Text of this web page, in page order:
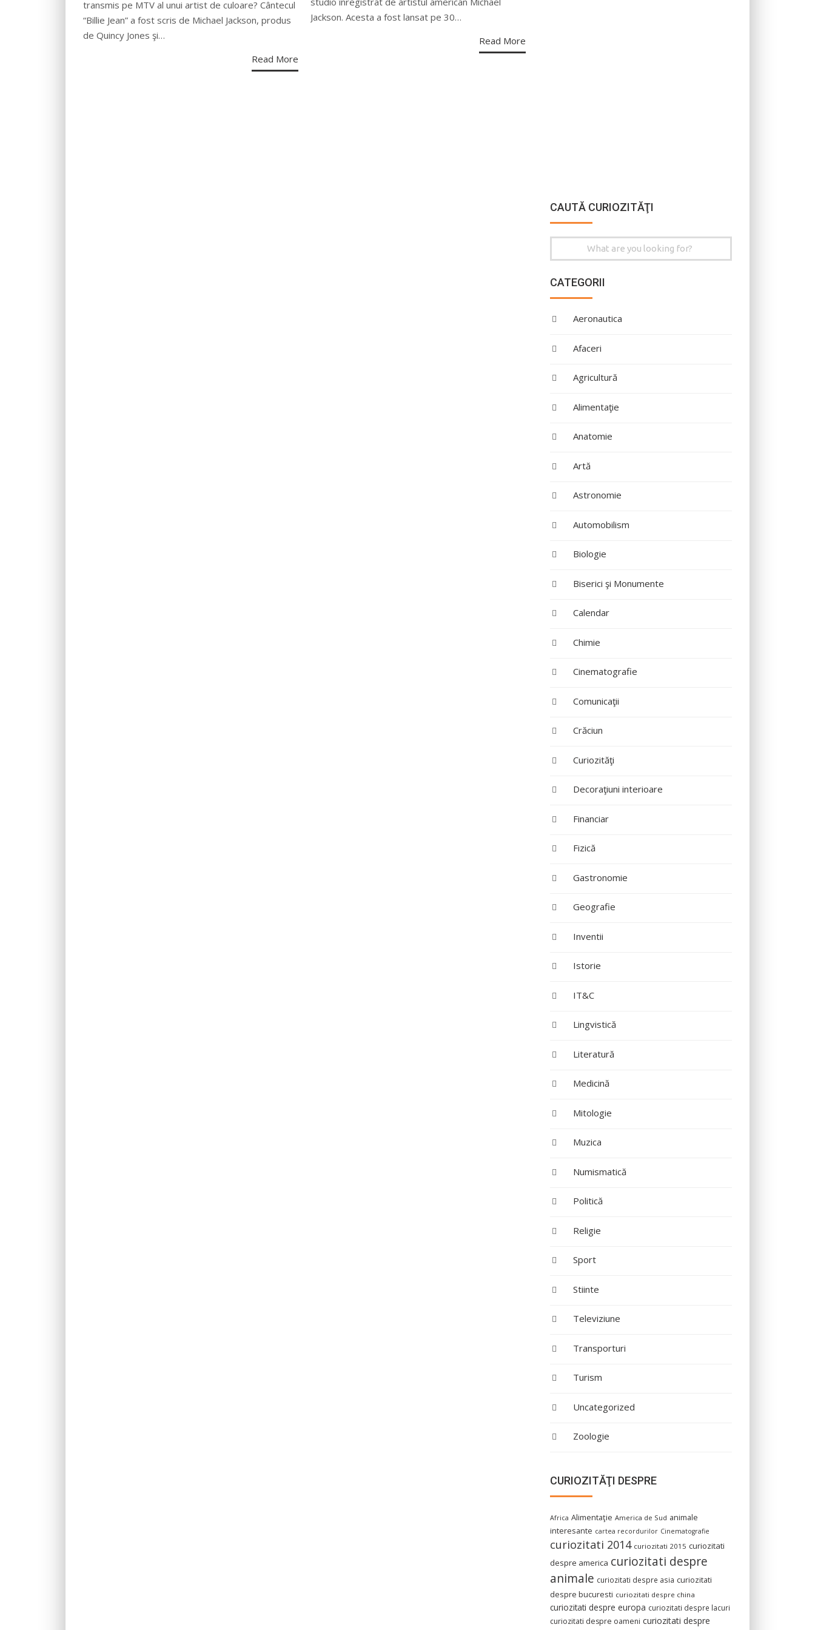
transmis pe MTV al unui artist de culoare? Cântecul
“Billie Jean” a fost scris de Michael Jackson, produs
de Quincy Jones şi…
Read More
Jackson. Acesta a fost lansat pe 30…
Read More
CAUTĂ CURIOZITĂŢI
Search
CATEGORII
Aeronautica
Afaceri
Agricultură
Alimentaţie
Anatomie
Artă
Astronomie
Automobilism
Biologie
Biserici şi Monumente
Calendar
Chimie
Cinematografie
Comunicaţii
Crăciun
Curiozităţi
Decoraţiuni interioare
Financiar
Fizică
Gastronomie
Geografie
Inventii
Istorie
IT&C
Lingvistică
Literatură
Medicină
Mitologie
Muzica
Numismatică
Politică
Religie
Sport
Stiinte
Televiziune
Transporturi
Turism
Uncategorized
Zoologie
CURIOZITĂŢI DESPRE
Africa Alimentaţie America de Sud animale
interesante cartea recordurilor Cinematografie
curiozitati 2014 curiozitati 2015 curiozitati
despre america curiozitati despre
animale curiozitati despre asia curiozitati
despre bucuresti curiozitati despre china
curiozitati despre europa curiozitati despre lacuri
curiozitati despre oameni curiozitati despre